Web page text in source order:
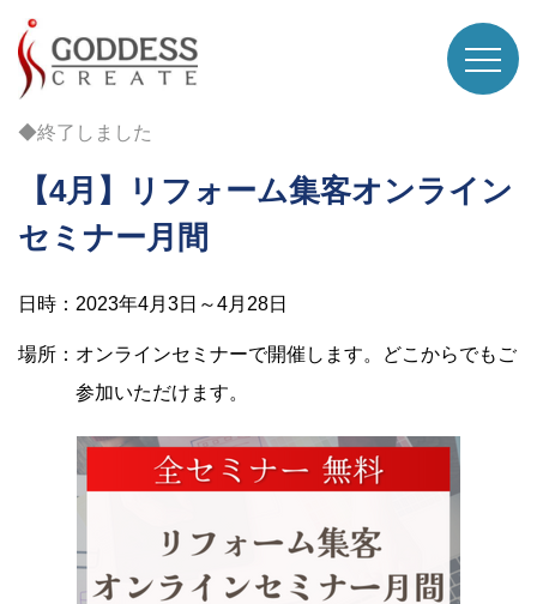
◆終了しました
【4月】リフォーム集客オンライン
セミナー月間
日時：2023年4月3日～4月28日
場所：オンラインセミナーで開催します。どこからでもご
参加いただけます。